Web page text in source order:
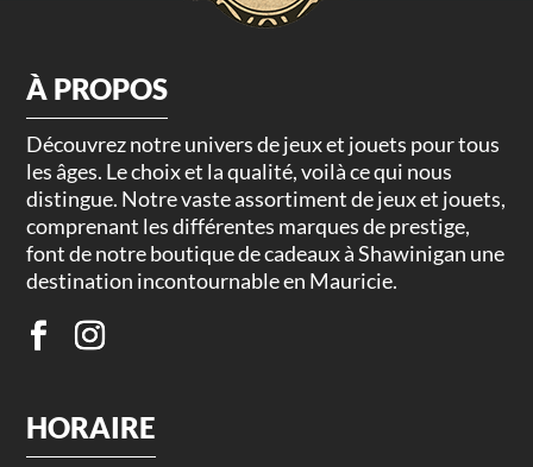
À PROPOS
Découvrez notre univers de jeux et jouets pour tous
les âges. Le choix et la qualité, voilà ce qui nous
distingue. Notre vaste assortiment de jeux et jouets,
comprenant les différentes marques de prestige,
font de notre boutique de cadeaux à Shawinigan une
destination incontournable en Mauricie.
HORAIRE